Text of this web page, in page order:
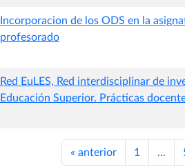
Incorporacion de los ODS en la
profesorado
Red EuLES, Red interdisciplinar de
Educación Superior. Prácticas
« anterior 1 ...